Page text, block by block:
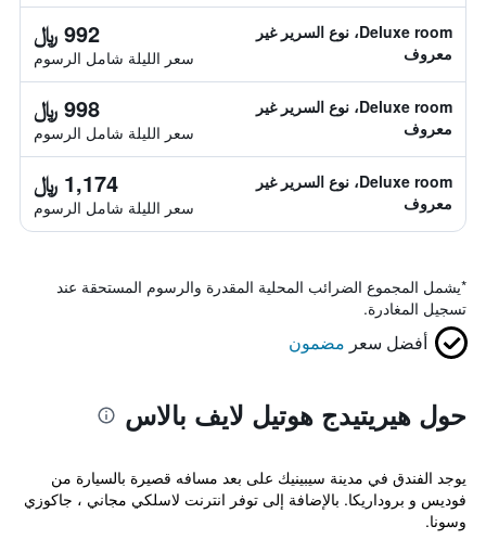
Deluxe room، نوع السرير غير
معروف
992 ﷼
سعر الليلة شامل الرسوم
Deluxe room، نوع السرير غير
معروف
998 ﷼
سعر الليلة شامل الرسوم
Deluxe room، نوع السرير غير
معروف
1,174 ﷼
سعر الليلة شامل الرسوم
*يشمل المجموع الضرائب المحلية المقدرة والرسوم المستحقة عند
تسجيل المغادرة.
أفضل سعر مضمون
حول هيريتيدج هوتيل لايف بالاس
يوجد الفندق في مدينة سيبينيك على بعد مسافه قصيرة بالسيارة من
فوديس و بروداريكا. بالإضافة إلى توفر انترنت لاسلكي مجاني ، جاكوزي
وسونا.